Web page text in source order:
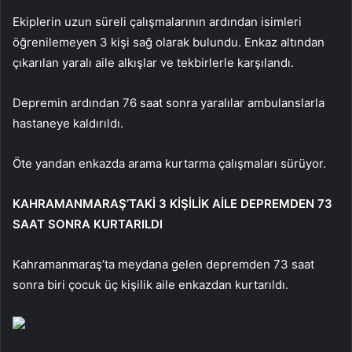
Ekiplerin uzun süreli çalışmalarının ardından isimleri
öğrenilemeyen 3 kişi sağ olarak bulundu. Enkaz altından
çıkarılan yaralı aile alkışlar ve tekbirlerle karşılandı.
Depremin ardından 76 saat sonra yaralılar ambulanslarla
hastaneye kaldırıldı.
Öte yandan enkazda arama kurtarma çalışmaları sürüyor.
KAHRAMANMARAŞ’TAKİ 3 KİŞİLİK AİLE DEPREMDEN 73
SAAT SONRA KURTARILDI
Kahramanmaraş’ta meydana gelen depremden 73 saat
sonra biri çocuk üç kişilik aile enkazdan kurtarıldı.